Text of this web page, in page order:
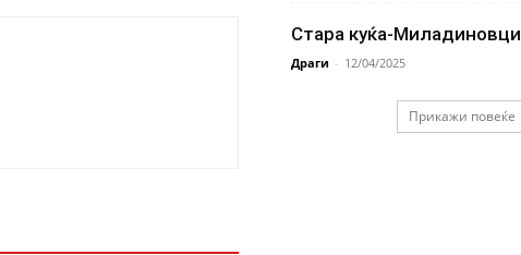
Стара куќа-Миладиновци
Драги - 12/04/2025
Прикажи повеќе